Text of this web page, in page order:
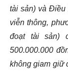
tài sản) và Điều
viễn thông,
đoạt tài sản)
500.000.000
không giam giữ